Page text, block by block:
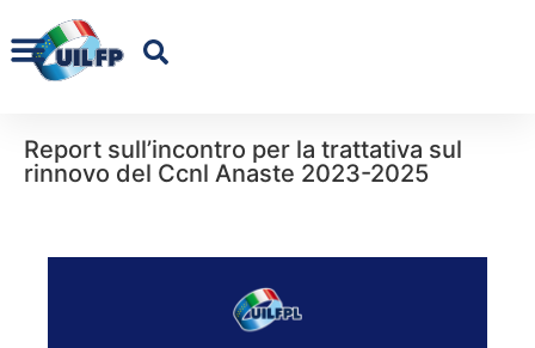
Report sull’incontro per la trattativa sul
rinnovo del Ccnl Anaste 2023-2025